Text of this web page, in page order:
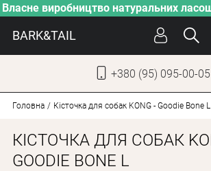
Власне виробництво натуральних
BARK&TAIL
+380 (95) 095-00-05
СОБАКИ
Головна Кісточка для собак KONG - Goodie Bone L
КІСТОЧКА ДЛЯ СОБАК
GOODIE BONE L